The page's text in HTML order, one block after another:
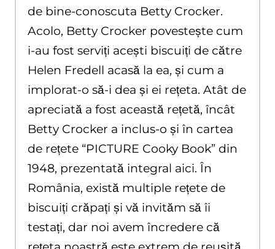
de bine-conoscuta Betty Crocker.
Acolo, Betty Crocker povestește cum
i-au fost serviți acești biscuiți de către
Helen Fredell acasă la ea, și cum a
implorat-o să-i dea și ei rețeta. Atât de
apreciată a fost această rețetă, încât
Betty Crocker a inclus-o și în cartea
de rețete “PICTURE Cooky Book” din
1948, prezentată integral aici. În
România, există multiple rețete de
biscuiți crăpați și vă invităm să îi
testați, dar noi avem încredere că